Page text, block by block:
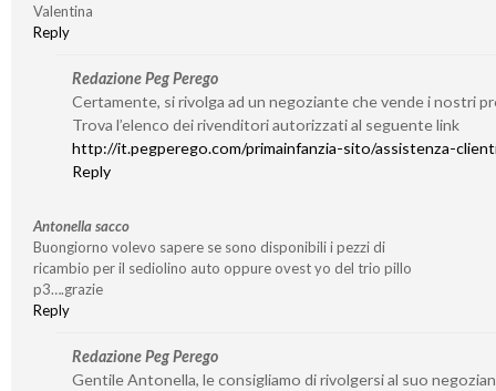
Valentina
Reply
Redazione Peg Perego
Certamente, si rivolga ad un negoziante che vende i nostri
Trova l’elenco dei rivenditori autorizzati al seguente link
http://it.pegperego.com/primainfanzia-sito/assistenza-
Reply
Antonella sacco
Buongiorno volevo sapere se sono disponibili i pezzi di
ricambio per il sediolino auto oppure ovest yo del trio pillo
p3….grazie
Reply
Redazione Peg Perego
Gentile Antonella, le consigliamo di rivolgersi al suo